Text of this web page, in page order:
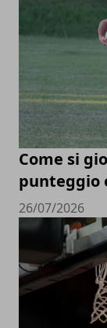
Come si
punteggio
26/07/2026